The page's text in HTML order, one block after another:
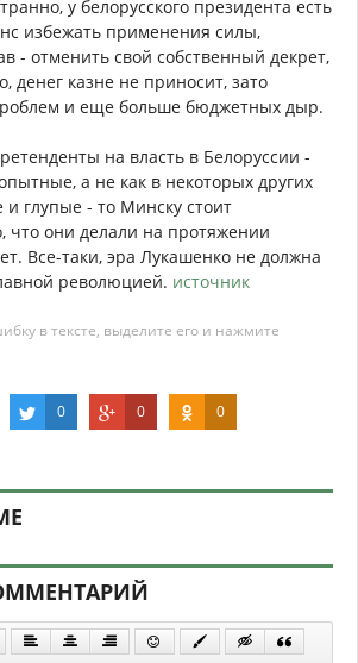
у белорусского президента есть
избежать применения силы,
- отменить свой собственный декрет,
денег казне не приносит, зато
и еще больше бюджетных дыр.
на власть в Белоруссии -
а не как в некоторых других
глупые - то Минску стоит
что они делали на протяжении
Все-таки, эра Лукашенко не должна
революцией. источник
в тексте, выделите его и нажмите
0 0 0